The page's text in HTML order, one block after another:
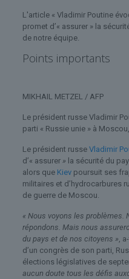
L'article « Vladimir Poutine
promet d’« assurer » la
de notre équipe.
Points importants
MIKHAIL METZEL / AFP
Le président russe Vladimir
parti « Russie unie » à
Le président russe Vladimir
d’« assurer» la sécurité du
alors queKiev poursuit ses
militaires et d’hydrocarbures
de guerre de Moscou.
« Nous voyons les
répondons. Mais nous
du pays et de nos citoyens » ,
d’un congrès de son parti,
élections législatives de
aucun doute tous les défis